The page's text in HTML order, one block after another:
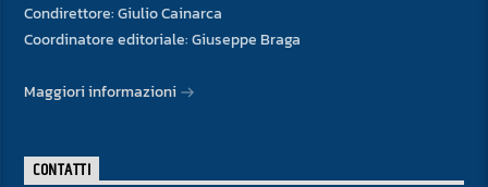
Condirettore: Giulio Cainarca
Coordinatore editoriale: Giuseppe Braga
Maggiori informazioni
CONTATTI